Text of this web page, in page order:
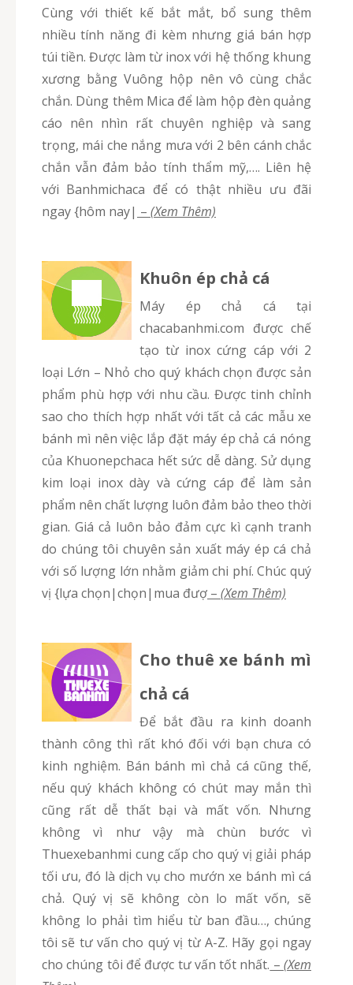
Cùng với thiết kế bắt mắt, bổ sung thêm
nhiều tính năng đi kèm nhưng giá bán hợp
túi tiền. Được làm từ inox với hệ thống khung
xương bằng Vuông hộp nên vô cùng chắc
chắn. Dùng thêm Mica để làm hộp đèn quảng
cáo nên nhìn rất chuyên nghiệp và sang
trọng, mái che nắng mưa với 2 bên cánh chắc
chắn vẫn đảm bảo tính thẩm mỹ,…. Liên hệ
với Banhmichaca để có thật nhiều ưu đãi
ngay {hôm nay| – (Xem Thêm)
Khuôn ép chả cá
Máy ép chả cá tại
chacabanhmi.com được chế
tạo từ inox cứng cáp với 2
loại Lớn – Nhỏ cho quý khách chọn được sản
phẩm phù hợp với nhu cầu. Được tinh chỉnh
sao cho thích hợp nhất với tất cả các mẫu xe
bánh mì nên việc lắp đặt máy ép chả cá nóng
của Khuonepchaca hết sức dễ dàng. Sử dụng
kim loại inox dày và cứng cáp để làm sản
phẩm nên chất lượng luôn đảm bảo theo thời
gian. Giá cả luôn bảo đảm cực kì cạnh tranh
do chúng tôi chuyên sản xuất máy ép cá chả
với số lượng lớn nhằm giảm chi phí. Chúc quý
vị {lựa chọn|chọn|mua đượ – (Xem Thêm)
Cho thuê xe bánh mì
chả cá
Để bắt đầu ra kinh doanh
thành công thì rất khó đối với bạn chưa có
kinh nghiệm. Bán bánh mì chả cá cũng thế,
nếu quý khách không có chút may mắn thì
cũng rất dễ thất bại và mất vốn. Nhưng
không vì như vậy mà chùn bước vì
Thuexebanhmi cung cấp cho quý vị giải pháp
tối ưu, đó là dịch vụ cho mướn xe bánh mì cá
chả. Quý vị sẽ không còn lo mất vốn, sẽ
không lo phải tìm hiểu từ ban đầu…, chúng
tôi sẽ tư vấn cho quý vị từ A-Z. Hãy gọi ngay
cho chúng tôi để được tư vấn tốt nhất. –(Xem